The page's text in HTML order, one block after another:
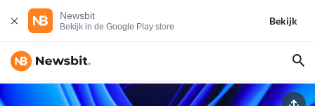
Newsbit
Bekijk in de Google Play store
Bekijk